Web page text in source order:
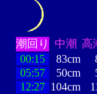
潮回り 中潮 高
00:15
83cm
05:57
50cm
12:27 104cm